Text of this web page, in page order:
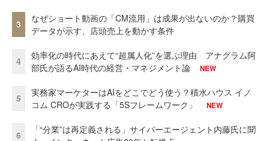
3
なぜショート動画の「CM流用」は成果が出ないのか？購買
データが示す、店頭売上を動かす条件
4
効率化の時代にあえて“超属人化”を選ぶ理由 アナグラム阿
部氏が語るAI時代の経営・マネジメント論
NEW
5
実務家マーケターはAIをどこでどう使う？積水ハウス イノ
コム CROが実践する「5Sフレームワーク」
NEW
6
「“分業”は再定義される」サイバーエージェント内藤氏に聞